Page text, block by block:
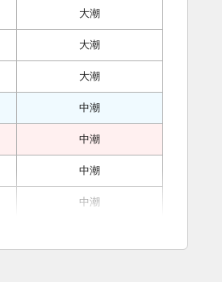
大潮
大潮
大潮
中潮
中潮
中潮
中潮